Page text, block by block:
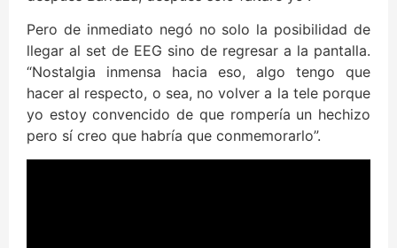
Pero de inmediato negó no solo la posibilidad de
llegar al set de EEG sino de regresar a la pantalla.
“Nostalgia inmensa hacia eso, algo tengo que
hacer al respecto, o sea, no volver a la tele porque
yo estoy convencido de que rompería un hechizo
pero sí creo que habría que conmemorarlo”.